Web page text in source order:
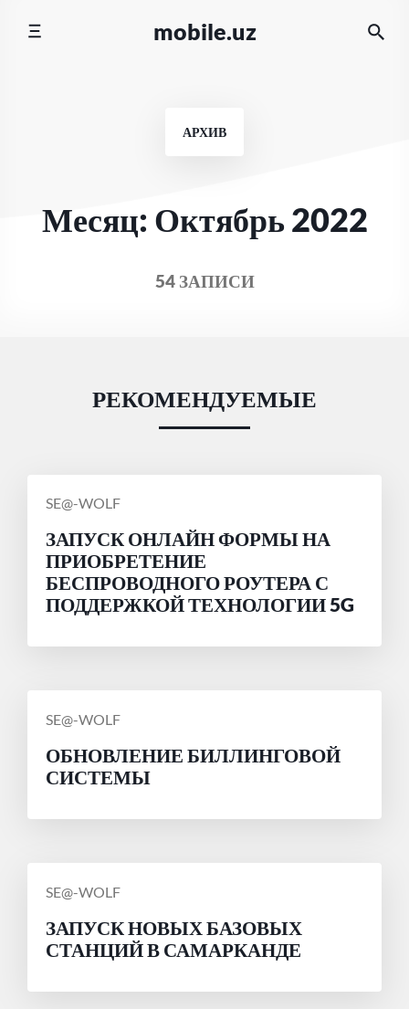
mobile.uz
АРХИВ
Месяц: Октябрь 2022
54 ЗАПИСИ
РЕКОМЕНДУЕМЫЕ
СООБЩЕНИЕ
SE@-WOLF
ЗАПУСК ОНЛАЙН ФОРМЫ НА
ПРИОБРЕТЕНИЕ
БЕСПРОВОДНОГО РОУТЕРА С
ПОДДЕРЖКОЙ ТЕХНОЛОГИИ 5G
СООБЩЕНИЕ
SE@-WOLF
ОБНОВЛЕНИЕ БИЛЛИНГОВОЙ
СИСТЕМЫ
СООБЩЕНИЕ
SE@-WOLF
ЗАПУСК НОВЫХ БАЗОВЫХ
СТАНЦИЙ В САМАРКАНДЕ